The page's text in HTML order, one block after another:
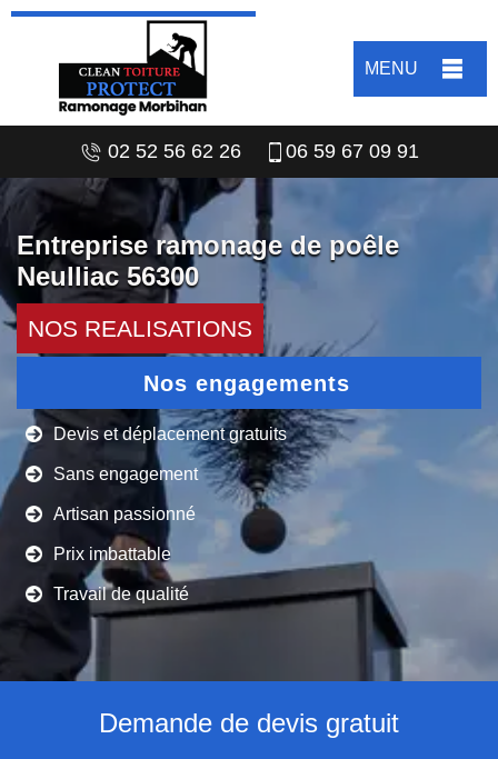
MENU
02 52 56 62 26 06 59 67 09 91
Entreprise ramonage de poêle
Neulliac 56300
NOS REALISATIONS
Nos engagements
Devis et déplacement gratuits
Sans engagement
Artisan passionné
Prix imbattable
Travail de qualité
Demande de devis gratuit